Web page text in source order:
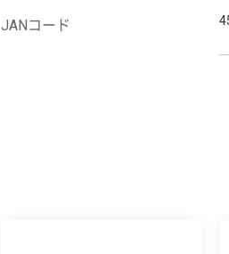
JANコード